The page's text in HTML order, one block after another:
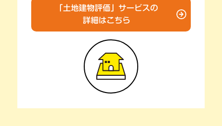
「土地建物評価」サービスの
詳細はこちら